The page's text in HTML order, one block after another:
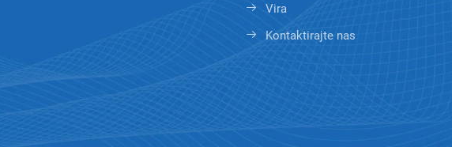
Vira
Kontaktirajte nas